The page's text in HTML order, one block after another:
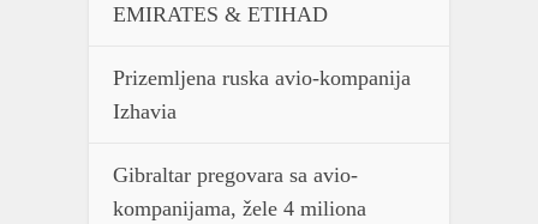
EMIRATES & ETIHAD
Prizemljena ruska avio-kompanija
Izhavia
Gibraltar pregovara sa avio-
kompanijama, žele 4 miliona